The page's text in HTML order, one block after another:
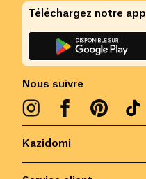
Kazidomi
Nous suivre
Téléchargez notre app